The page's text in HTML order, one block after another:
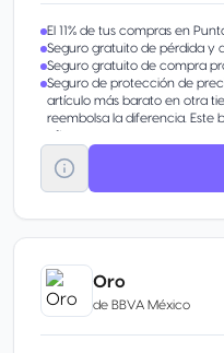
El 11% de tus compras en
Seguro gratuito de pérdida y
Seguro gratuito de compra
Seguro de protección de
artículo más barato en otra
reembolsa la diferencia. Este
año.
Oro
de BBVA México